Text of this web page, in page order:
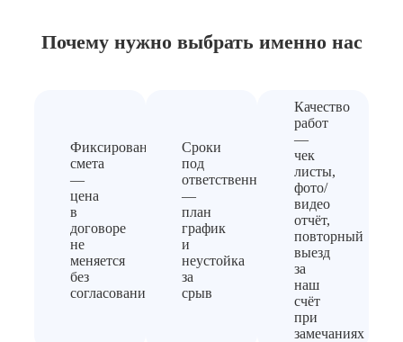
Почему нужно выбрать именно нас
Фиксированная
смета
—
цена
в
договоре
не
меняется
без
согласования
Сроки
под
ответственность
—
план
график
и
неустойка
за
срыв
Качество
работ
—
чек
листы,
фото/
видео
отчёт,
повторный
выезд
за
наш
счёт
при
замечаниях